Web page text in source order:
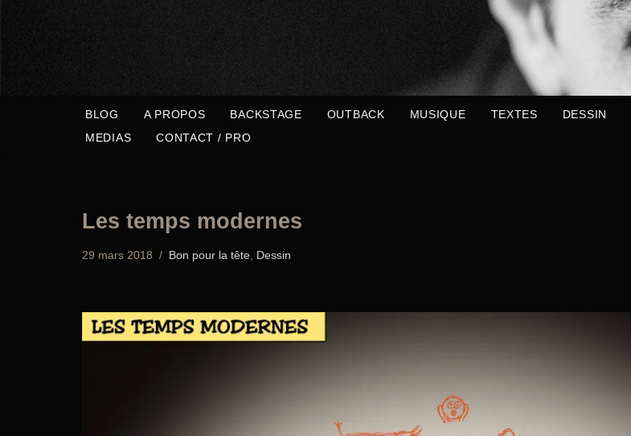
BLOG A PROPOS BACKSTAGE OUTBACK MUSIQUE TEXTES DESSIN
MEDIAS
CONTACT / PRO
Les temps modernes
29 mars 2018 Bon pour la tête Dessin